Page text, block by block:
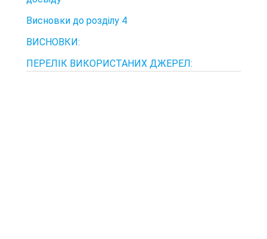
Висновки до розділу 4
ВИСНОВКИ:
ПЕРЕЛІК ВИКОРИСТАНИХ ДЖЕРЕЛ: